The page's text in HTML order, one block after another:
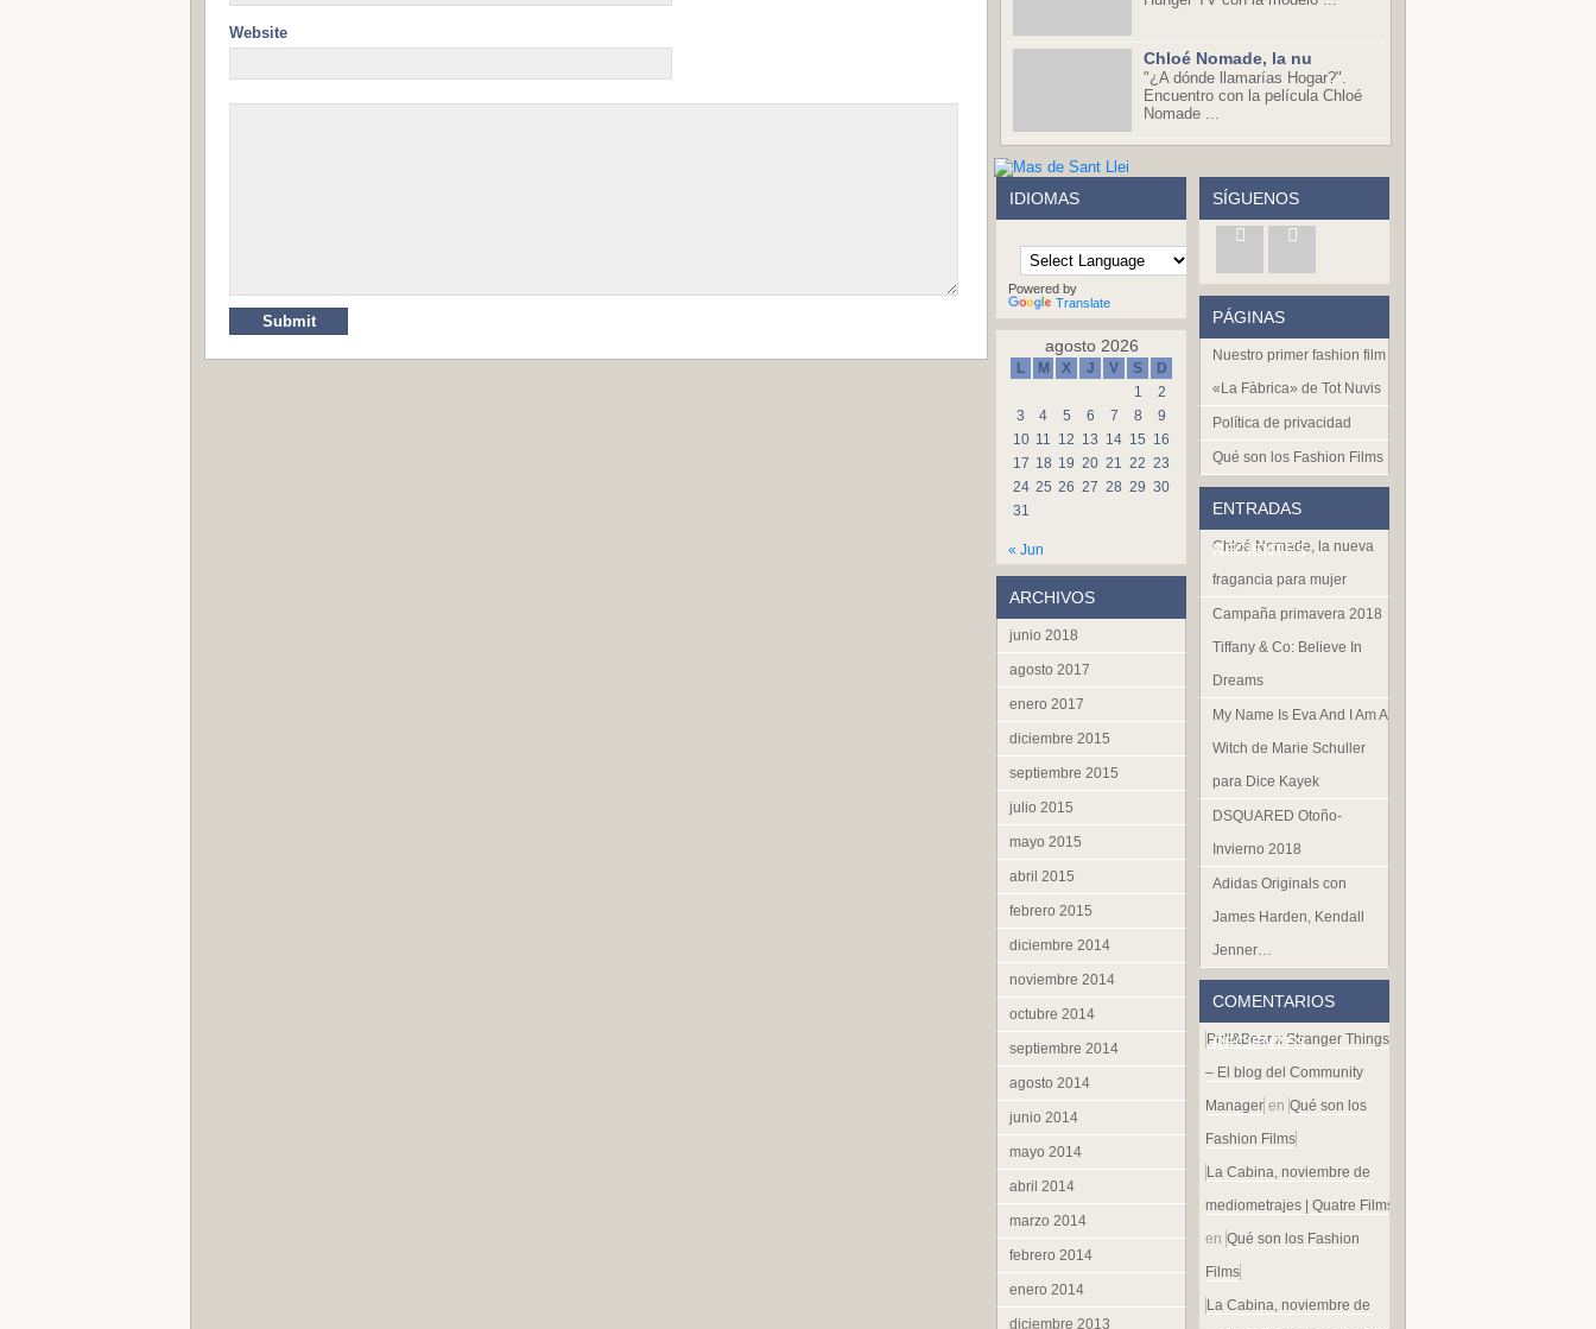
Website
Chloé Nomade, la nu
"¿A dónde llamarías Hogar?".
Encuentro con la película Chloé
Nomade ...
IDIOMAS
Powered by
Translate
agosto 2026
L M X J V S
D
1
2
3
4 5 6 7 8
9
10 11 12 13 14 15 16
17 18 19 20 21 22 23
24 25 26 27 28 29 30
31
« Jun
ARCHIVOS
junio 2018
agosto 2017
enero 2017
diciembre 2015
septiembre 2015
julio 2015
mayo 2015
abril 2015
febrero 2015
diciembre 2014
noviembre 2014
octubre 2014
septiembre 2014
agosto 2014
junio 2014
mayo 2014
abril 2014
marzo 2014
febrero 2014
enero 2014
diciembre 2013
SÍGUENOS
PÁGINAS
Nuestro primer fashion film
«La Fàbrica» de Tot Nuvis
Política de privacidad
Qué son los Fashion Films
ENTRADAS
RECIENTES
Chloé Nomade, la nueva
fragancia para mujer
Campaña primavera 2018
Tiffany & Co: Believe In
Dreams
My Name Is Eva And I Am A
Witch de Marie Schuller
para Dice Kayek
DSQUARED Otoño-
Invierno 2018
Adidas Originals con
James Harden, Kendall
Jenner…
COMENTARIOS
RECIENTES
Pull&Bear x Stranger Things
– El blog del Community
Manager en Qué son los
Fashion Films
La Cabina, noviembre de
mediometrajes | Quatre Films
en Qué son los Fashion
Films
La Cabina, noviembre de